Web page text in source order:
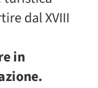
dal XVIII
in